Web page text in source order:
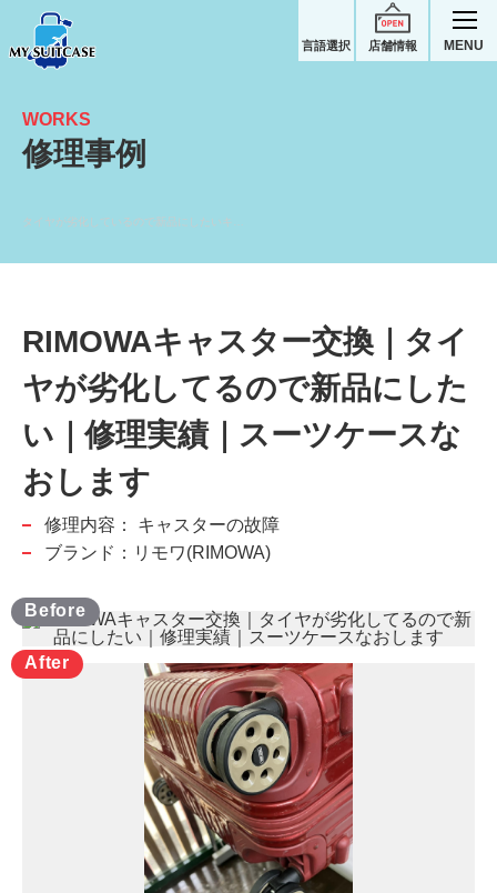
店舗情報
言語選択 MENU
WORKS
修理事例
RIMOWAキャスター交換｜タイ
ヤが劣化してるので新品にした
い｜修理実績｜スーツケースな
おします
修理内容：
キャスターの故障
ブランド：リモワ(RIMOWA)